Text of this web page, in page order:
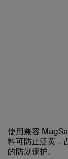
使用兼容
料可防止泛黄，
的防划保护。